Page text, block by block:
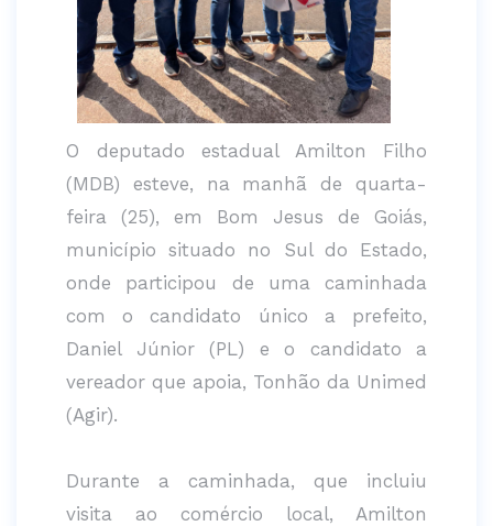
O deputado estadual Amilton Filho
(MDB) esteve, na manhã de quarta-
feira (25), em Bom Jesus de Goiás,
município situado no Sul do Estado,
onde participou de uma caminhada
com o candidato único a prefeito,
Daniel Júnior (PL) e o candidato a
vereador que apoia, Tonhão da Unimed
(Agir).
Durante a caminhada, que incluiu
visita ao comércio local, Amilton